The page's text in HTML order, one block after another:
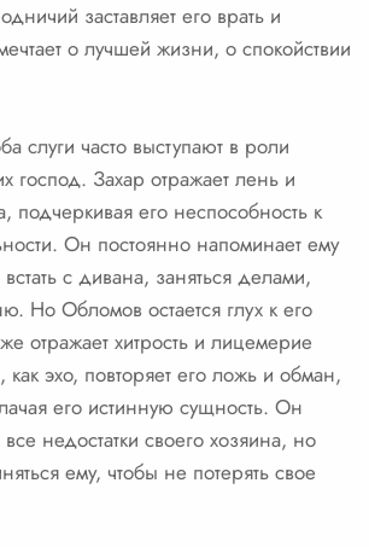
заставляет его врать и
о лучшей жизни, о спокойствии
слуги часто выступают в роли
господ. Захар отражает лень и
подчеркивая его неспособность к
Он постоянно напоминает ему
с дивана, заняться делами,
Но Обломов остается глух к его
отражает хитрость и лицемерие
эхо, повторяет его ложь и обман,
его истинную сущность. Он
недостатки своего хозяина, но
ему, чтобы не потерять свое